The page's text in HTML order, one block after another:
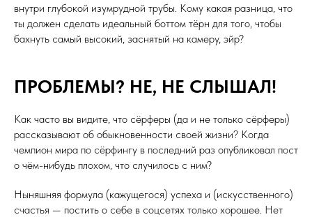
внутри глубокой изумрудной трубы. Кому какая разница, что
ты должен сделать идеальный боттом тёрн для того, чтобы
бахнуть самый высокий, заснятый на камеру, эйр?
ПРОБЛЕМЫ? НЕ, НЕ СЛЫШАЛ!
Как часто вы видите, что сёрферы (да и не только сёрферы)
рассказывают об обыкновенности своей жизни? Когда
чемпион мира по сёрфингу в последний раз опубликовал пост
о чём-нибудь плохом, что случилось с ним?
Ныняшняя формула (кажущегося) успеха и (искусственного)
счастья — постить о себе в соцсетях только хорошее. Нет